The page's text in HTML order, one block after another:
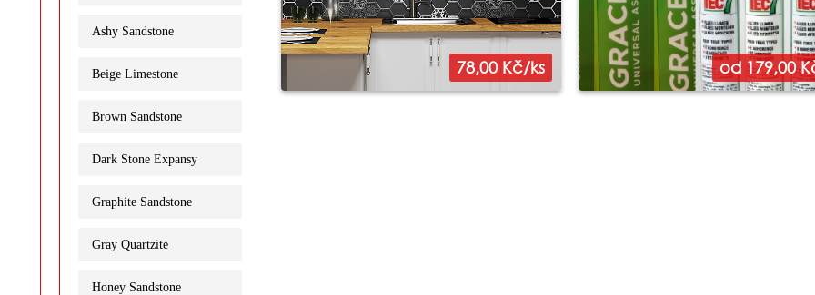
Ashy Sandstone
Beige Limestone
Brown Sandstone
Dark Stone Expansy
Graphite Sandstone
Gray Quartzite
Honey Sandstone
78,00 Kč/ks od 179,00